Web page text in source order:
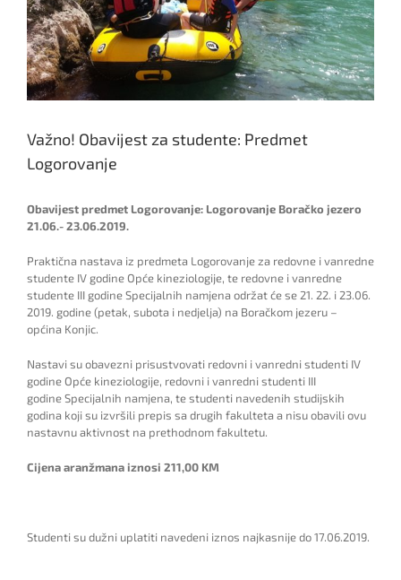
Važno! Obavijest za studente: Predmet
Logorovanje
Obavijest predmet Logorovanje: Logorovanje Boračko jezero
21.06.- 23.06.2019.
Praktična nastava iz predmeta Logorovanje za redovne i vanredne
studente IV godine Opće kineziologije, te redovne i vanredne
studente III godine Specijalnih namjena održat će se 21. 22. i 23.06.
2019. godine (petak, subota i nedjelja) na Boračkom jezeru –
općina Konjic.
Nastavi su obavezni prisustvovati redovni i vanredni studenti IV
godine Opće kineziologije, redovni i vanredni studenti III
godine Specijalnih namjena, te studenti navedenih studijskih
godina koji su izvršili prepis sa drugih fakulteta a nisu obavili ovu
nastavnu aktivnost na prethodnom fakultetu.
Cijena aranžmana iznosi 211,00 KM
Studenti su dužni uplatiti navedeni iznos najkasnije do 17.06.2019.